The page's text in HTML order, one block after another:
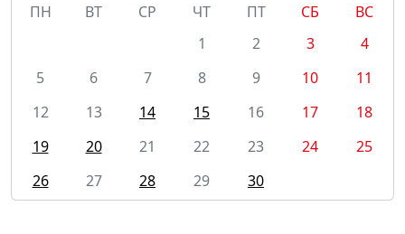
ПН
ВТ СР ЧТ ПТ СБ
ВС
1
2 3
4
5
6 7 8 9 10
11
12
13 14 15 16 17
18
19
20 21 22 23 24
25
26
27 28 29 30